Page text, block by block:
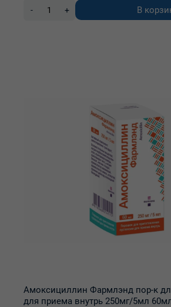
- + В
Амоксициллин Фармлэнд пор-к
для приема внутрь 250мг/5мл